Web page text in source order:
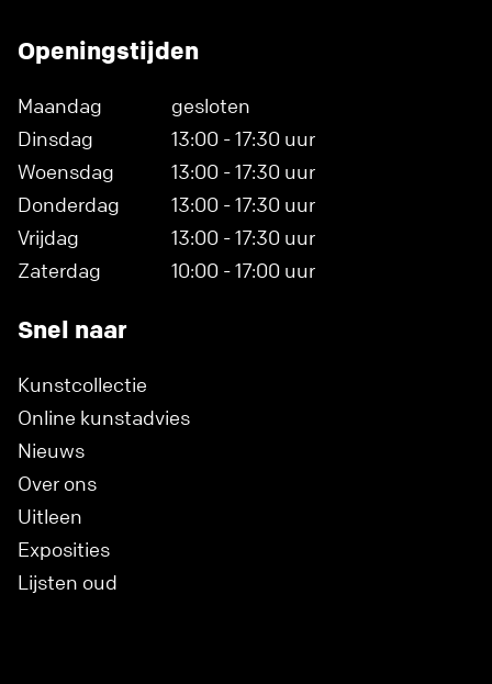
Openingstijden
Maandag
gesloten
Dinsdag
13:00 - 17:30 uur
Woensdag
13:00 - 17:30 uur
Donderdag
13:00 - 17:30 uur
Vrijdag
13:00 - 17:30 uur
Zaterdag
10:00 - 17:00 uur
Snel naar
Kunstcollectie
Online kunstadvies
Nieuws
Over ons
Uitleen
Exposities
Lijsten oud